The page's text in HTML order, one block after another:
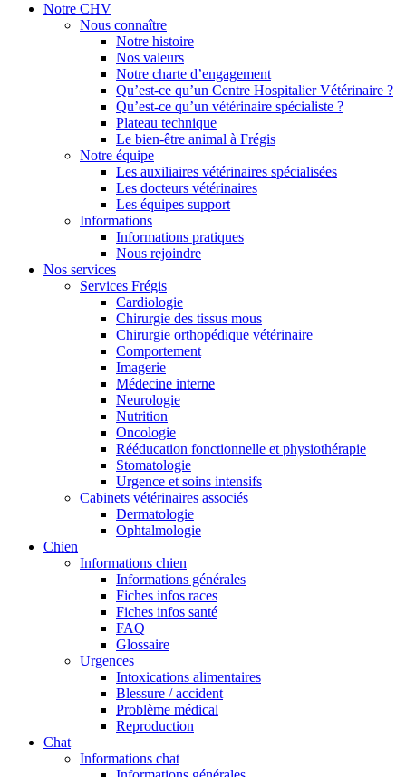
Notre CHV
Nous connaître
Notre histoire
Nos valeurs
Notre charte d’engagement
Qu’est-ce qu’un Centre Hospitalier Vétérinaire ?
Qu’est-ce qu’un vétérinaire spécialiste ?
Plateau technique
Le bien-être animal à Frégis
Notre équipe
Les auxiliaires vétérinaires spécialisées
Les docteurs vétérinaires
Les équipes support
Informations
Informations pratiques
Nous rejoindre
Nos services
Services Frégis
Cardiologie
Chirurgie des tissus mous
Chirurgie orthopédique vétérinaire
Comportement
Imagerie
Médecine interne
Neurologie
Nutrition
Oncologie
Rééducation fonctionnelle et physiothérapie
Stomatologie
Urgence et soins intensifs
Cabinets vétérinaires associés
Dermatologie
Ophtalmologie
Chien
Informations chien
Informations générales
Fiches infos races
Fiches infos santé
FAQ
Glossaire
Urgences
Intoxications alimentaires
Blessure / accident
Problème médical
Reproduction
Chat
Informations chat